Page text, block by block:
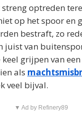
optreden
op het spoor en
bestraft, zo
juist van
grijpen van
als
veel bijval.
▼ Ad by Refinery89